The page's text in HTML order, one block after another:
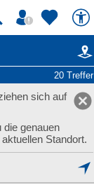
20 Treffer
sich auf
die genauen
Standort.